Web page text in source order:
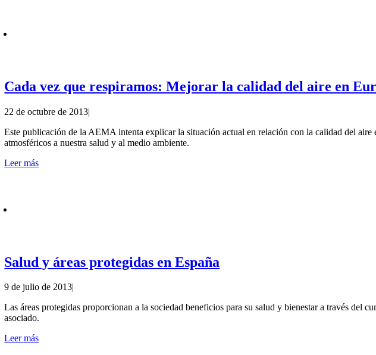
Cada vez que respiramos: Mejorar la calidad del aire en
22 de octubre de 2013|
Este publicación de la AEMA intenta explicar la situación actual en relación con la calidad del
atmosféricos a nuestra salud y al medio ambiente.
Leer más
Salud y áreas protegidas en España
9 de julio de 2013|
Las áreas protegidas proporcionan a la sociedad beneficios para su salud y bienestar a través del
asociado.
Leer más